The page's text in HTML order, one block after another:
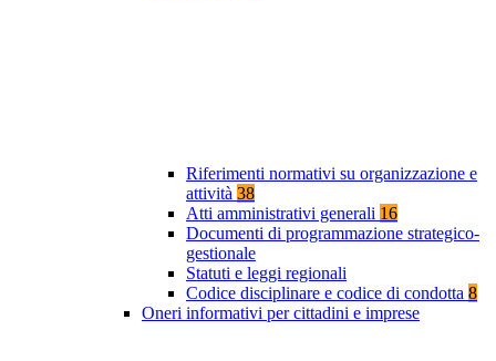
Riferimenti normativi su organizzazione e
attività 38
Atti amministrativi generali 16
Documenti di programmazione strategico-
gestionale
Statuti e leggi regionali
Codice disciplinare e codice di condotta 8
Oneri informativi per cittadini e imprese